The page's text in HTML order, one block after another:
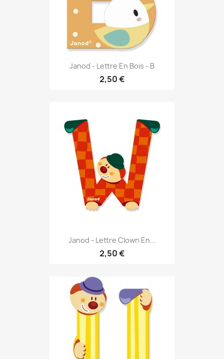
Janod - Lettre En Bois - B
2,50 €
Janod - Lettre Clown En...
2,50 €